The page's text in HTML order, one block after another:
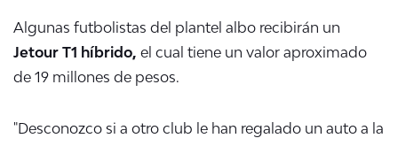
Algunas futbolistas del plantel albo recibirán un
Jetour T1 híbrido, el cual tiene un valor aproximado
de 19 millones de pesos.
"Desconozco si a otro club le han regalado un auto a la